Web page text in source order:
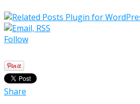
Follow
Share